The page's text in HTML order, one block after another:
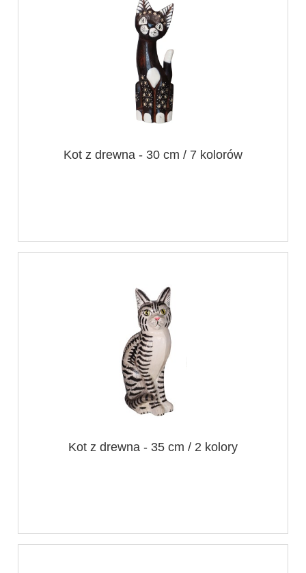
Kot z drewna - 30 cm / 7 kolorów
Kot z drewna - 35 cm / 2 kolory